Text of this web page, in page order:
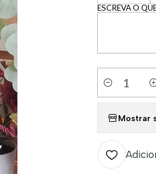
ESCREVA O
Quantidade
Mostrar